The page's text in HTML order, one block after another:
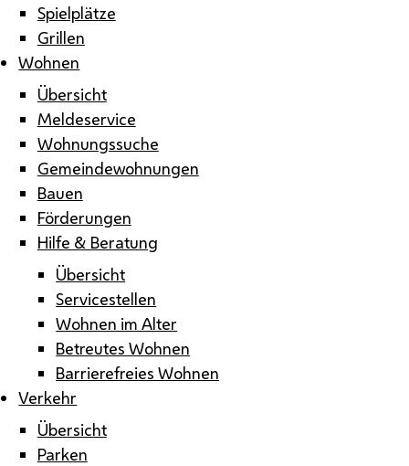
Spielplätze
Grillen
Wohnen
Übersicht
Meldeservice
Wohnungssuche
Gemeindewohnungen
Bauen
Förderungen
Hilfe & Beratung
Übersicht
Servicestellen
Wohnen im Alter
Betreutes Wohnen
Barrierefreies Wohnen
Verkehr
Übersicht
Parken